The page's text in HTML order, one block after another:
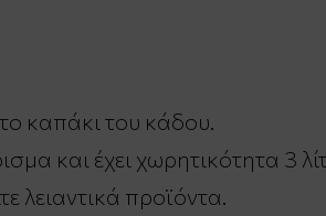
καπάκι του κάδου.
και έχει χωρητικότητα 3
λειαντικά προϊόντα.